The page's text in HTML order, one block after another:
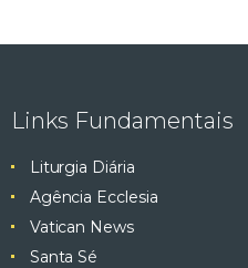
Links Fundamentais
Liturgia Diária
Agência Ecclesia
Vatican News
Santa Sé